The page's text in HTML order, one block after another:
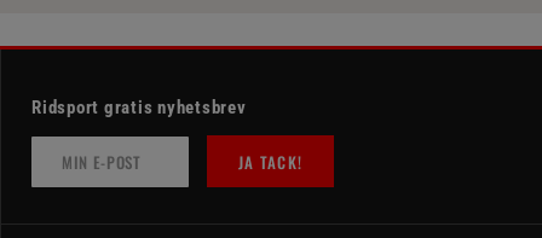
Ridsport gratis nyhetsbrev
JA TACK!